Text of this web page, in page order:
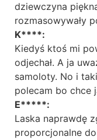
dziewczyna
rozmasowywały
K****:
Kiedyś ktoś mi
odjechał. A ja
samoloty. No i
polecam bo chce
E*****:
Laska naprawdę
proporcjonalne